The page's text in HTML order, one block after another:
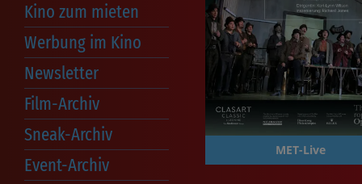
Kino zum mieten
Werbung im Kino
Newsletter
Film-Archiv
Sneak-Archiv
Event-Archiv
MET-Live